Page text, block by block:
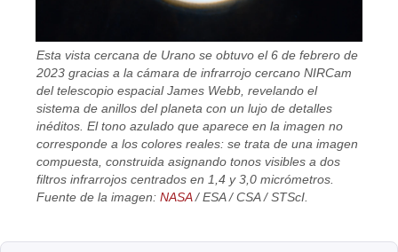
Esta vista cercana de Urano se obtuvo el 6 de febrero de
2023 gracias a la cámara de infrarrojo cercano NIRCam
del telescopio espacial James Webb, revelando el
sistema de anillos del planeta con un lujo de detalles
inéditos. El tono azulado que aparece en la imagen no
corresponde a los colores reales: se trata de una imagen
compuesta, construida asignando tonos visibles a dos
filtros infrarrojos centrados en 1,4 y 3,0 micrómetros.
Fuente de la imagen:NASA/ ESA / CSA / STScI.